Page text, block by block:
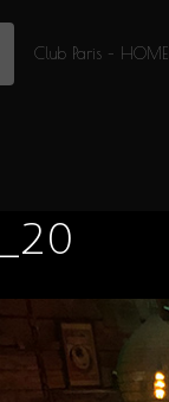
Club Paris – HOME